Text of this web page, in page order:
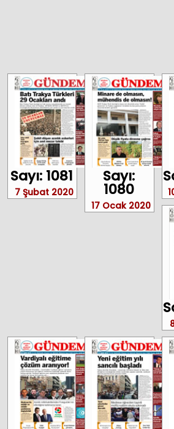
Sayı: 1081
7 Şubat 2020
Sayı:
1080
17 Ocak 2020